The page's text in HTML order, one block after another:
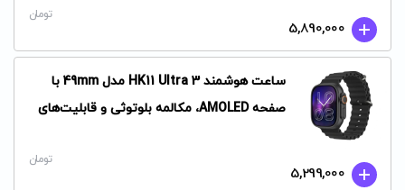
5,890,000
تومان
ساعت هوشمند HK11 Ultra 3 مدل 49mm با
صفحه AMOLED، مکالمه بلوتوثی و قابلیت‌های
5,299,000
تومان